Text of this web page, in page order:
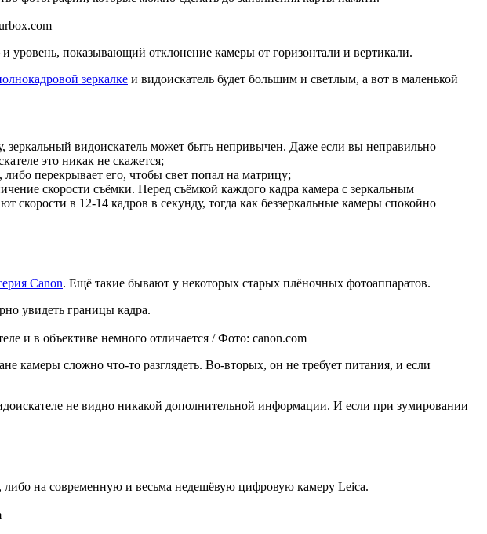
уровень, показывающий отклонение камеры от горизонтали и вертикали.
зеркалке и видоискатель будет большим и светлым, а вот в маленькой
зеркальный видоискатель может быть непривычен. Даже если вы неправильно
это никак не скажется;
либо перекрывает его, чтобы свет попал на матрицу;
скорости съёмки. Перед съёмкой каждого кадра камера с зеркальным
скорости в 12-14 кадров в секунду, тогда как беззеркальные камеры спокойно
Canon. Ещё такие бывают у некоторых старых плёночных фотоаппаратов.
увидеть границы кадра.
и в объективе немного отличается / Фото: canon.com
камеры сложно что-то разглядеть. Во-вторых, он не требует питания, и если
не видно никакой дополнительной информации. И если при зумировании
на современную и весьма недешёвую цифровую камеру Leica.